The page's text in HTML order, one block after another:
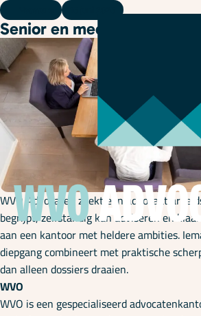
Onze specialisaties
Plan een afspraak
Senior en medior
WVO Advocaten zoekt een advocaat
begrijpt, zelfstandig kan adviseren en
aan een kantoor met heldere ambities.
diepgang combineert met praktische
dan alleen dossiers draaien.
WVO
WVO is een gespecialiseerd